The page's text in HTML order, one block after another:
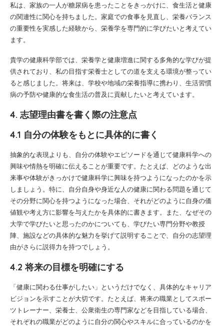
私は、家族の一人が糖尿病を患ったことをきっかけに、食生活と健康
の関連性に関心を持ちました。家庭での食事を見直し、栄養バランス
の重要性を実感した経験から、栄養学を専門的に学びたいと考えてい
ます。
貴学の健康科学部では、栄養学と健康増進に関する多角的な学びが提
供されており、私の目指す栄養士としての道を支える環境が整ってい
ると感じました。将来は、学校や地域の栄養指導に携わり、生活習慣
病の予防や健康的な食生活の普及に貢献したいと考えています。
4. 志望理由書を書く際の注意点
4.1 自分の体験をもとに具体的に書く
抽象的な表現よりも、自分の体験やエピソードを通じて健康科学への
興味や情熱を明確に伝えることが重要です。たとえば、どのような出
来事や体験がきっかけで健康科学に興味を持つようになったのかを示
しましょう。特に、自分自身や身近な人の健康に関わる問題を通じて
その分野に関心を持つようになった場合、それがどのように自身の価
値観や考え方に影響を与えたかを具体的に書きます。また、なぜその
大学で学びたいと思ったのかについても、学びたい専門分野や教授
陣、施設などの具体的な魅力を挙げて説明することで、自分の志望理
由がさらに説得力を持つでしょう。
4.2 将来の目標を明確にする
「健康に関わる仕事がしたい」というだけでなく、具体的なキャリア
ビジョンを示すことが大切です。たとえば、将来の職業としてスポー
ツトレーナー、栄養士、公衆衛生の専門家などを目指している場合、
それぞれの職業がどのように自分の関心やスキルに合っているのかを